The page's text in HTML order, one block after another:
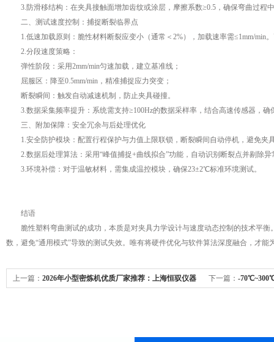
3.防滑移结构：在夹具接触面增加齿纹或涂层，摩擦系数≥0.5，确保弯曲过程
二、测试速度控制：捕捉断裂临界点
1.低速加载原则：脆性材料断裂应变小（通常＜2%），加载速率需≤1mm/min
2.分段速度策略：
弹性阶段：采用2mm/min匀速加载，建立基准线；
屈服区：降至0.5mm/min，精准捕捉应力突变；
断裂瞬间：触发自动减速机制，防止夹具碰撞。
3.数据采集频率提升：系统需支持≥100Hz的数据采样率，结合高速传感器，确
三、附加保障：安全冗余与后处理优化
1.安全防护模块：配置行程保护与力值上限联锁，断裂瞬间自动停机，避免夹
2.数据后处理算法：采用“峰值捕捉+曲线拟合”功能，自动识别断裂点并剔除异
3.环境补偿：对于温敏材料，需集成温控模块，确保23±2℃标准环境测试。
结语
脆性塑料弯曲测试的成功，本质是对夹具力学设计与速度动态控制的技术平衡
数，避免“通用模式”导致的测试失效。唯有将硬件优化与软件算法深度融合，才
上一篇： 2026年小型密炼机优质厂家推荐：上海恒驭仪器 下一篇： -